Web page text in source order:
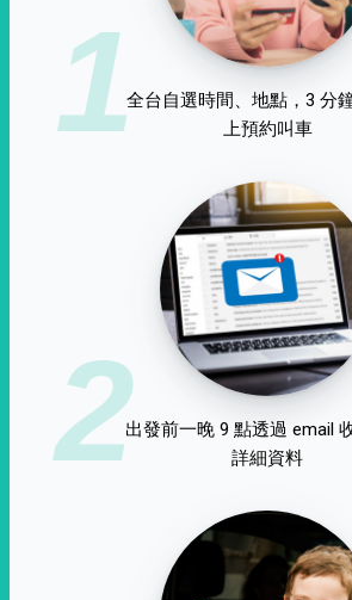
1全台自選時間、地點，3 分
上預約叫車
2出發前一晚 9 點透過 email
詳細資料